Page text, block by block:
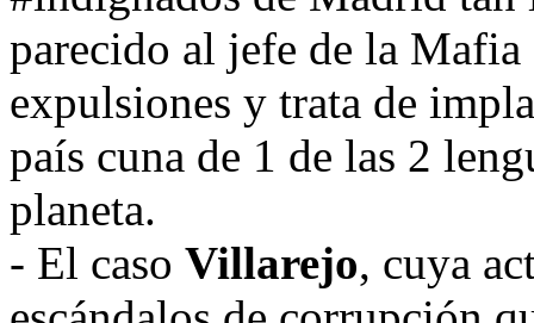
parecido al jefe de la Mafia
expulsiones y trata de
país cuna de 1 de las 2
planeta.
- El caso Villarejo, cuya